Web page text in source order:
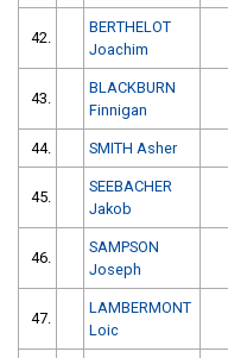
42.
BERTHELOT
Joachim
43.
BLACKBURN
Finnigan
44. SMITH Asher
45.
SEEBACHER
Jakob
46.
SAMPSON
Joseph
47.
LAMBERMONT
Loic